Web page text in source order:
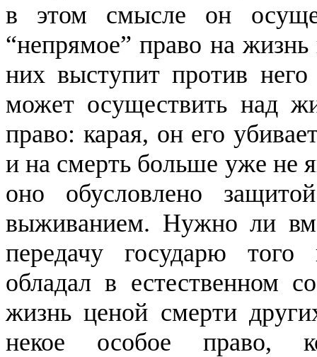
в этом смысле он
“непрямое” право на
них выступит против
может осуществить над
право: карая, он его
и на смерть больше уже не
оно обусловлено
выживанием. Нужно ли
передачу государю
обладал в естественном
жизнь ценой смерти
некое особое право,